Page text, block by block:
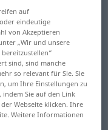
antippen)
advice
auf
eindeutige
von Akzeptieren
„Wir und unsere
sind, sind manche
so relevant für Sie. Sie
um Ihre Einstellungen zu
Sie auf den Link
Webseite klicken. Ihre
Weitere Informationen